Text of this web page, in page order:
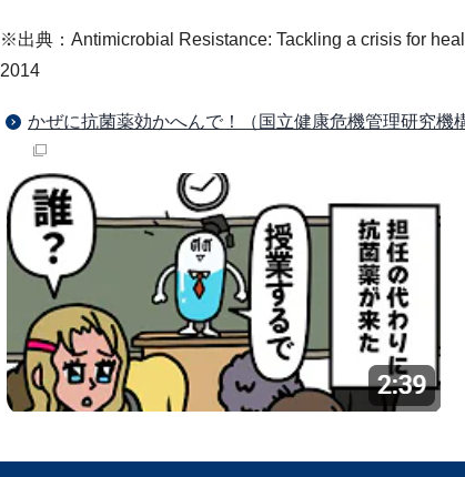
※出典： Antimicrobial Resistance: Tackling a crisis for
2014
かぜに抗菌薬効かへんで！（国立健康危機管理研究機